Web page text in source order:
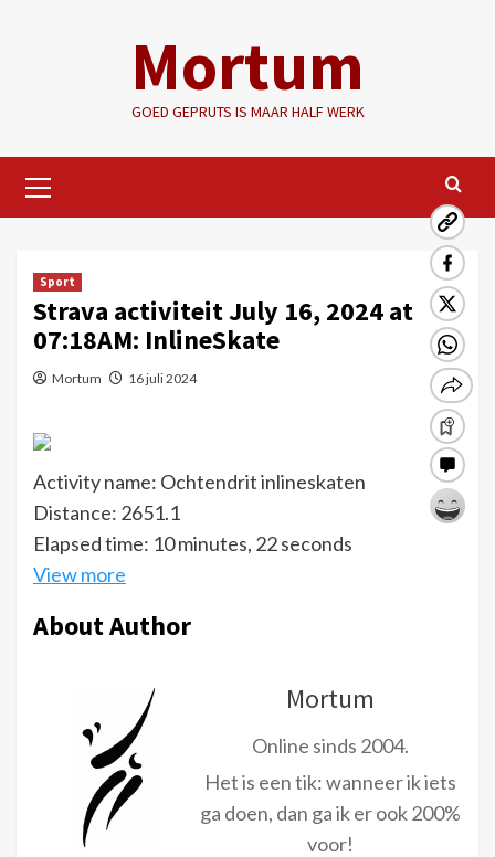
Mortum
GOED GEPRUTS IS MAAR HALF WERK
menu
Sport
Strava activiteit July 16, 2024 at
07:18AM: InlineSkate
Mortum 16 juli 2024
Activity name: Ochtendrit inlineskaten
Distance: 2651.1
Elapsed time: 10 minutes, 22 seconds
View more
About Author
Mortum
Online sinds 2004.
Het is een tik: wanneer ik iets
ga doen, dan ga ik er ook 200%
voor!